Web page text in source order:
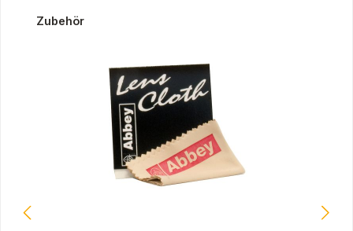
Produktgalerie überspringen
Zubehör